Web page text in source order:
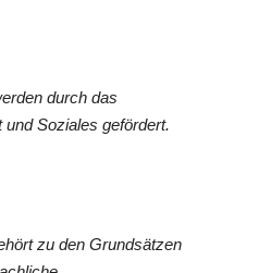
durch das
Soziales gefördert.
zu den Grundsätzen